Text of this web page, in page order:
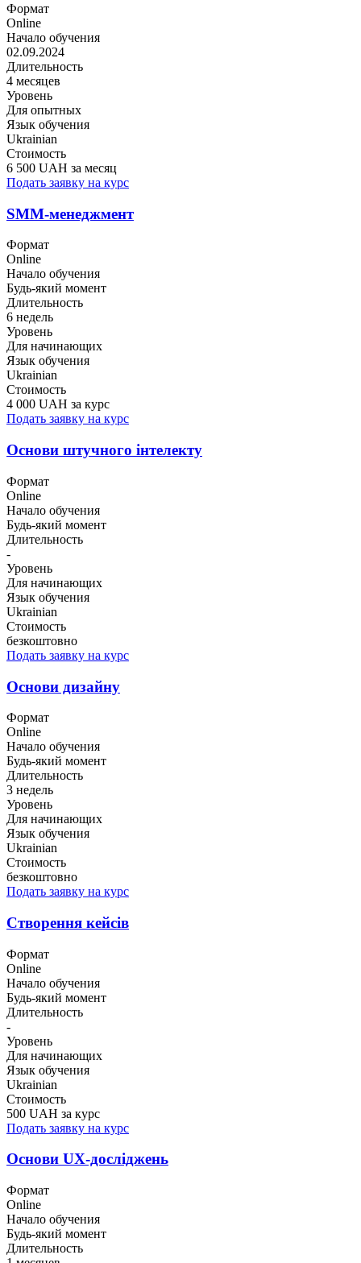
Формат
Online
Начало обучения
02.09.2024
Длительность
4 месяцев
Уровень
Для опытных
Язык обучения
Ukrainian
Стоимость
6 500 UAH за месяц
Подать заявку на курс
SMM-менеджмент
Формат
Online
Начало обучения
Будь-який момент
Длительность
6 недель
Уровень
Для начинающих
Язык обучения
Ukrainian
Стоимость
4 000 UAH за курс
Подать заявку на курс
Основи штучного інтелекту
Формат
Online
Начало обучения
Будь-який момент
Длительность
-
Уровень
Для начинающих
Язык обучения
Ukrainian
Стоимость
безкоштовно
Подать заявку на курс
Основи дизайну
Формат
Online
Начало обучения
Будь-який момент
Длительность
3 недель
Уровень
Для начинающих
Язык обучения
Ukrainian
Стоимость
безкоштовно
Подать заявку на курс
Створення кейсів
Формат
Online
Начало обучения
Будь-який момент
Длительность
-
Уровень
Для начинающих
Язык обучения
Ukrainian
Стоимость
500 UAH за курс
Подать заявку на курс
Основи UX-досліджень
Формат
Online
Начало обучения
Будь-який момент
Длительность